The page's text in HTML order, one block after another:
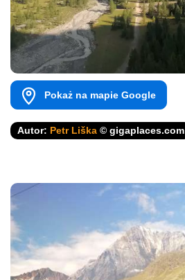
Pokaż na mapie Google
Autor: Petr Liška © gigaplaces.com